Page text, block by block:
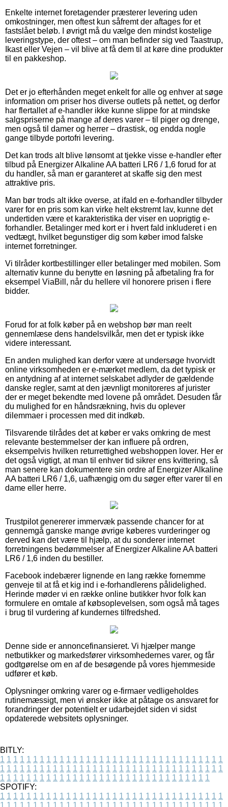
Enkelte internet foretagender præsterer levering uden
omkostninger, men oftest kun såfremt der aftages for et
fastslået beløb. I øvrigt må du vælge den mindst kostelige
leveringstype, der oftest – om man befinder sig ved Taastrup,
Ikast eller Vejen – vil blive at få dem til at køre dine produkter
til en pakkeshop.
Det er jo efterhånden meget enkelt for alle og enhver at søge
information om priser hos diverse outlets på nettet, og derfor
har flertallet af e-handler ikke kunne slippe for at mindske
salgspriserne på mange af deres varer – til piger og drenge,
men også til damer og herrer – drastisk, og endda nogle
gange tilbyde portofri levering.
Det kan trods alt blive lønsomt at tjekke visse e-handler efter
tilbud på Energizer Alkaline AA batteri LR6 / 1,6 forud for at
du handler, så man er garanteret at skaffe sig den mest
attraktive pris.
Man bør trods alt ikke overse, at ifald en e-forhandler tilbyder
varer for en pris som kan virke helt ekstremt lav, kunne det
undertiden være et karakteristika der viser en uoprigtig e-
forhandler. Betalinger med kort er i hvert fald inkluderet i en
vedtægt, hvilket begunstiger dig som køber imod falske
internet forretninger.
Vi tilråder kortbestillinger eller betalinger med mobilen. Som
alternativ kunne du benytte en løsning på afbetaling fra for
eksempel ViaBill, når du hellere vil honorere prisen i flere
bidder.
Forud for at folk køber på en webshop bør man reelt
gennemlæse dens handelsvilkår, men det er typisk ikke
videre interessant.
En anden mulighed kan derfor være at undersøge hvorvidt
online virksomheden er e-mærket medlem, da det typisk er
en antydning af at internet selskabet adlyder de gældende
danske regler, samt at den jævnligt monitoreres af jurister
der er meget bekendte med lovene på området. Desuden får
du mulighed for en håndsrækning, hvis du oplever
dilemmaer i processen med dit indkøb.
Tilsvarende tilrådes det at køber er vaks omkring de mest
relevante bestemmelser der kan influere på ordren,
eksempelvis hvilken returrettighed webshoppen lover. Her er
det også vigtigt, at man til enhver tid sikrer ens kvittering, så
man senere kan dokumentere sin ordre af Energizer Alkaline
AA batteri LR6 / 1,6, uafhængig om du søger efter varer til en
dame eller herre.
Trustpilot genererer immervæk passende chancer for at
gennemgå ganske mange øvrige køberes vurderinger og
derved kan det være til hjælp, at du sonderer internet
forretningens bedømmelser af Energizer Alkaline AA batteri
LR6 / 1,6 inden du bestiller.
Facebook indebærer lignende en lang række fornemme
genveje til at få et kig ind i e-forhandlerens pålidelighed.
Herinde møder vi en række online butikker hvor folk kan
formulere en omtale af købsoplevelsen, som også må tages
i brug til vurdering af kundernes tilfredshed.
Denne side er annoncefinansieret. Vi hjælper mange
netbutikker og markedsfører virksomhedernes varer, og får
godtgørelse om en af de besøgende på vores hjemmeside
udfører et køb.
Oplysninger omkring varer og e-firmaer vedligeholdes
rutinemæssigt, men vi ønsker ikke at påtage os ansvaret for
forandringer der potentielt er udarbejdet siden vi sidst
opdaterede websitets oplysninger.
BITLY:
1 1 1 1 1 1 1 1 1 1 1 1 1 1 1 1 1 1 1 1 1 1 1 1 1 1 1 1 1 1 1 1 1 1
1 1 1 1 1 1 1 1 1 1 1 1 1 1 1 1 1 1 1 1 1 1 1 1 1 1 1 1 1 1 1 1 1 1
1 1 1 1 1 1 1 1 1 1 1 1 1 1 1 1 1 1 1 1 1 1 1 1 1 1 1 1 1 1 1 1
SPOTIFY:
1 1 1 1 1 1 1 1 1 1 1 1 1 1 1 1 1 1 1 1 1 1 1 1 1 1 1 1 1 1 1 1 1 1
1 1 1 1 1 1 1 1 1 1 1 1 1 1 1 1 1 1 1 1 1 1 1 1 1 1 1 1 1 1 1 1 1 1